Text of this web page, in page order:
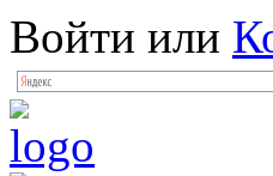
Войти или